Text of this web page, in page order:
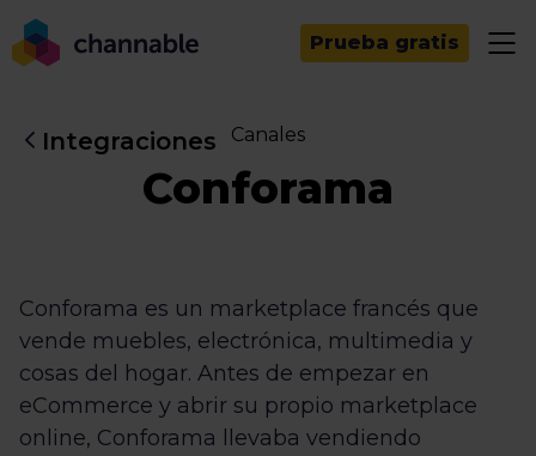
Prueba gratis
Integraciones Canales
Conforama
Conforama es un marketplace francés que
vende muebles, electrónica, multimedia y
cosas del hogar. Antes de empezar en
eCommerce y abrir su propio marketplace
online, Conforama llevaba vendiendo